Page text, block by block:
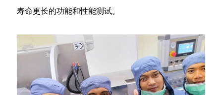
寿命更长的功能和性能测试。